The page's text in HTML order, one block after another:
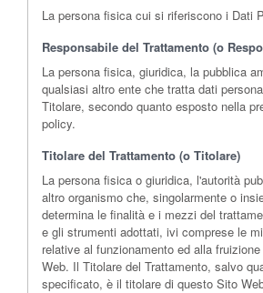
La persona fisica cui si riferiscono i Dati
Responsabile del Trattamento (o
La persona fisica, giuridica, la pubblica
qualsiasi altro ente che tratta dati
Titolare, secondo quanto esposto nella
policy.
Titolare del Trattamento (o Titolare)
La persona fisica o giuridica, l'autorità
altro organismo che, singolarmente o
determina le finalità e i mezzi del
e gli strumenti adottati, ivi comprese le
relative al funzionamento ed alla
Web. Il Titolare del Trattamento, salvo
specificato, è il titolare di questo Sito